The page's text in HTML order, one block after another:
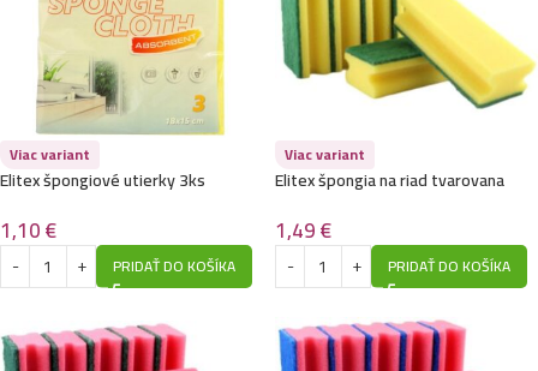
Viac variant
Elitex špongiové utierky 3ks
1,10€
PRIDAŤ DO KOŠÍKA
Viac variant
Elitex špongia na riad tvarovana
1,49€
PRIDAŤ DO KOŠÍKA